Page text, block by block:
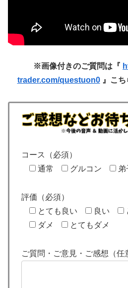
※画像付きのご質問は『
trader.com/questuon0』こち
コース（必須）
通常
グルコン 弟
評価（必須）
とても良い
良い
ダメ
とてもダメ
ご質問・ご意見・ご感想（任